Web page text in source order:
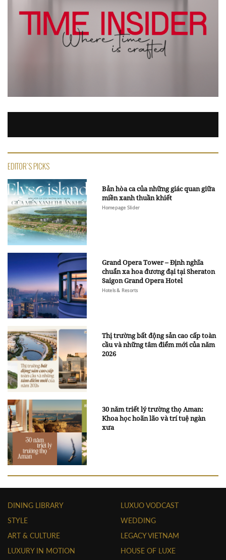
EDITOR'S PICKS
Bản hòa ca của những giác quan giữa
miền xanh thuần khiết
Homepage Slider
Grand Opera Tower – Định nghĩa
chuẩn xa hoa đương đại tại Sheraton
Saigon Grand Opera Hotel
Hotels & Resorts
Thị trường bất động sản cao cấp toàn
cầu và những tâm điểm mới của năm
2026
30 năm triết lý trường thọ Aman:
Khoa học hoãn lão và trí tuệ ngàn
xưa
DINING LIBRARY
STYLE
ART & CULTURE
LUXURY IN MOTION
LUXUO VODCAST
WEDDING
LEGACY VIETNAM
HOUSE OF LUXE